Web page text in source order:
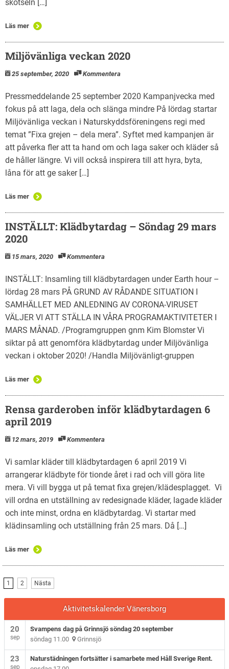
skötseln […]
Läs mer
Miljövänliga veckan 2020
25 september, 2020 Kommentera
Pressmeddelande 25 september 2020 Kampanjvecka med
fokus på att laga, dela och slänga mindre På lördag startar
Miljövänliga veckan i Naturskyddsföreningens regi med
temat ”Fixa grejen – dela mera”. Syftet med kampanjen är
att påverka fler att ta hand om och laga saker och kläder så
de håller längre. Vi vill också inspirera till att hyra, byta,
låna för att ge saker […]
Läs mer
INSTÄLLT: Klädbytardag – Söndag 29 mars
2020
15 mars, 2020 Kommentera
INSTÄLLT: Insamling till klädbytardagen under Earth hour –
lördag 28 mars PÅ GRUND AV RÅDANDE SITUATION I
SAMHÄLLET MED ANLEDNING AV CORONA-VIRUSET
VÄLJER VI ATT STÄLLA IN VÅRA PROGRAMAKTIVITETER I
MARS MÅNAD. /Programgruppen gnm Kim Blomster Vi
siktar på att genomföra klädbytardag under Miljövänliga
veckan i oktober 2020! /Handla Miljövänligt-gruppen
Läs mer
Rensa garderoben inför klädbytardagen 6
april 2019
12 mars, 2019 Kommentera
Vi samlar kläder till klädbytardagen 6 april 2019 Vi
arrangerar klädbyte för tionde året i rad och vill göra lite
mera. Vi vill bygga ut på temat fixa grejen/klädesplagget. Vi
vill ordna en utställning av redesignade kläder, lagade kläder
och inte minst, ordna en klädbytardag. Vi startar med
klädinsamling och utställning från 25 mars. Då […]
Läs mer
1 2 Nästa
Aktivitetskalender Vänersborg
20
sep
Svampens dag på Grinnsjö söndag 20 september
söndag 11.00 Grinnsjö
23
sep
Naturstädningen fortsätter i samarbete med Håll Sverige Rent.